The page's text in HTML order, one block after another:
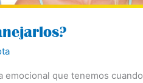
emocional que tenemos cuando